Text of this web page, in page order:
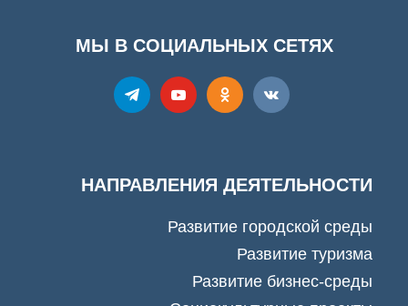
МЫ В СОЦИАЛЬНЫХ СЕТЯХ
НАПРАВЛЕНИЯ ДЕЯТЕЛЬНОСТИ
Развитие городской среды
Развитие туризма
Развитие бизнес-среды